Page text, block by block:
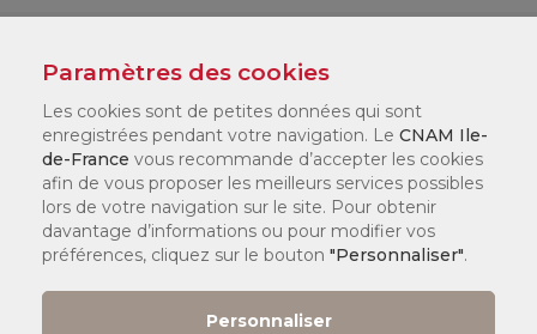
LÉGENDE :
Tarif(1):
Vous pouvez consulter nos tarifs ici.
Selon votre statut, il existe différents dispositifs de financement
qui peuvent financer jusqu'à 100 % de votre formation. Nos
chargés de formation en centre vous accompagneront pour
constituer votre dossier.
Date de début de cours :
Paramètres des cookies
Les cookies sont de petites données qui sont
enregistrées pendant votre navigation. Le CNAM Ile-
de-France vous recommande d’accepter les cookies
afin de vous proposer les meilleurs services possibles
lors de votre navigation sur le site. Pour obtenir
davantage d’informations ou pour modifier vos
préférences, cliquez sur le bouton "Personnaliser".
Personnaliser